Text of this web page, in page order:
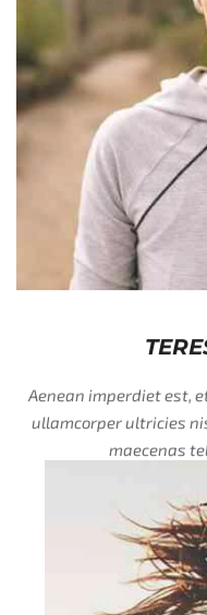
Aenean imperdiet est,
maecenas